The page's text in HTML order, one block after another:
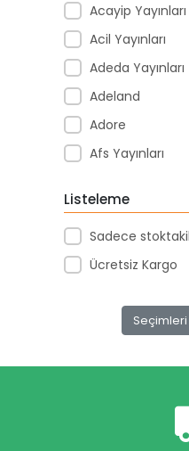
Acayip Yayınları
Acil Yayınları
Adeda Yayınları
Adeland
Adore
Afs Yayınları
Agt
Aıhao
Akademi Denizi
Akçağ Yayınları
Listeleme
Sadece
Ücretsiz Kargo